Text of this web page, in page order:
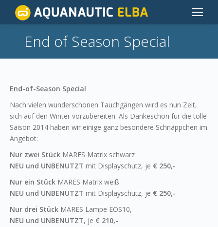
End of Season Special
End-of-Season Special
Nach vielen wunderschönen Tauchgängen wird es nun Zeit,
sich auf den Winter vorzubereiten. Als Dankeschön für die tolle
Saison 2014 haben wir einige ganz besondere Schnäppchen im
Angebot:
Nur zwei Stück MARES Matrix schwarz
NEU und UNBENUTZT mit Displayschutz, je € 250,-
Nur ein Stück MARES Matrix weiß
NEU und UNBENUTZT mit Displayschutz, je € 250,-
Nur drei Stück MARES Lampe EOS10,
NEU und UNBENUTZT, je € 210,-